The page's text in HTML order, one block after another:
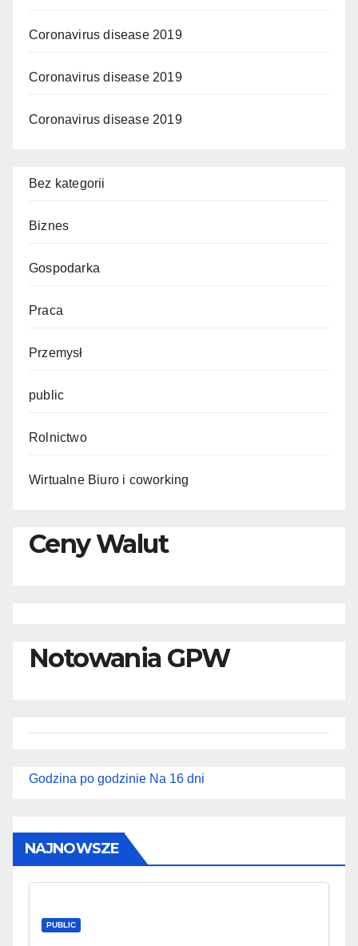
Coronavirus disease 2019
Coronavirus disease 2019
Coronavirus disease 2019
Bez kategorii
Biznes
Gospodarka
Praca
Przemysł
public
Rolnictwo
Wirtualne Biuro i coworking
Ceny Walut
Notowania GPW
Godzina po godzinie Na 16 dni
NAJNOWSZE
PUBLIC